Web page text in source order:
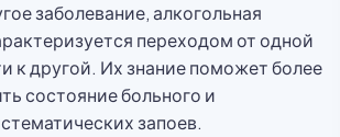
заболевание, алкогольная
переходом от одной
к другой. Их знание поможет более
состояние больного и
запоев.